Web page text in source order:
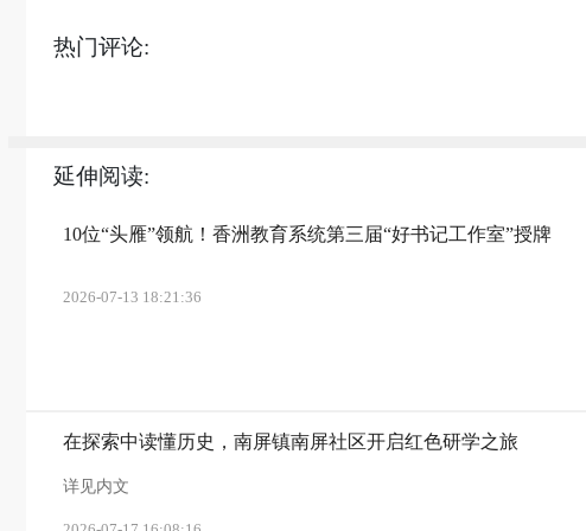
热门评论:
延伸阅读:
10位“头雁”领航！香洲教育系统第三届“好书记工作室”授牌
2026-07-13 18:21:36
在探索中读懂历史，南屏镇南屏社区开启红色研学之旅
详见内文